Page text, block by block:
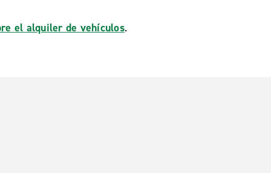
el alquiler de vehículos.